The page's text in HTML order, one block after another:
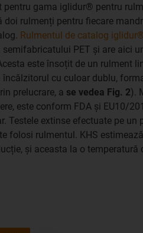
gama iglidur® pentru
doi rulmenți pentru fiecare
Rulmentul de catalog
PET și are aici
este însoțit de un rulment
cu culoar dublu,
prelucrare, a se vedea Fig. 2).
este conform FDA și EU10/
Testele extinse efectuate pe un
folosi rulmentul. KHS
și aceasta la o temperatură